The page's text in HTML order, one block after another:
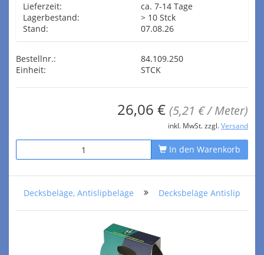
Lieferzeit:
ca. 7-14 Tage
Lagerbestand:
> 10 Stck
Stand:
07.08.26
Bestellnr.:
84.109.250
Einheit:
STCK
26,06 € (5,21 € / Meter)
inkl. MwSt. zzgl. Versand
In den Warenkorb
Decksbeläge, Antislipbeläge Decksbeläge Antislip